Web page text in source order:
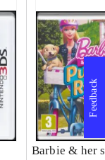
Barbie & her
Feedback